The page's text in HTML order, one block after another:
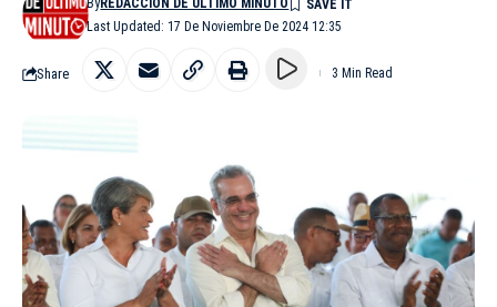
Last Updated: 17 De Noviembre De 2024 12:35
ByREDACCIÓN DE ÚLTIMO MINUTO
Share 3 Min Read